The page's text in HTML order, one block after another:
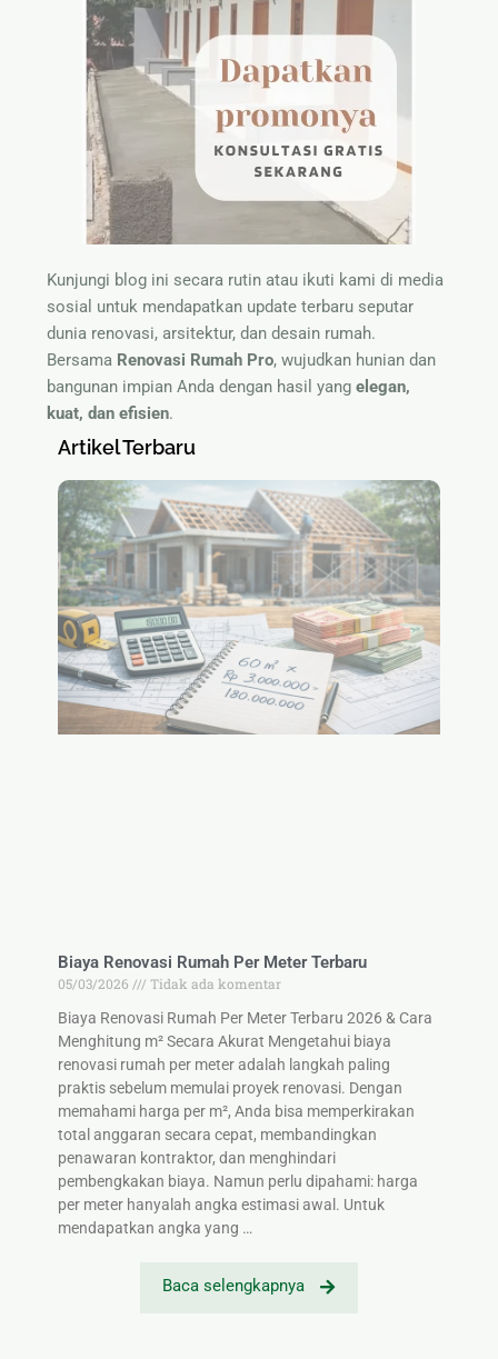
Kunjungi blog ini secara rutin atau ikuti kami di media
sosial untuk mendapatkan update terbaru seputar
dunia renovasi, arsitektur, dan desain rumah.
Bersama Renovasi Rumah Pro, wujudkan hunian dan
bangunan impian Anda dengan hasil yangelegan,
kuat, dan efisien.
Artikel Terbaru
Biaya Renovasi Rumah Per Meter Terbaru
05/03/2026
Tidak ada komentar
Biaya Renovasi Rumah Per Meter Terbaru 2026 & Cara
Menghitung m² Secara Akurat Mengetahui biaya
renovasi rumah per meter adalah langkah paling
praktis sebelum memulai proyek renovasi. Dengan
memahami harga per m², Anda bisa memperkirakan
total anggaran secara cepat, membandingkan
penawaran kontraktor, dan menghindari
pembengkakan biaya. Namun perlu dipahami: harga
per meter hanyalah angka estimasi awal. Untuk
mendapatkan angka yang …
Baca selengkapnya